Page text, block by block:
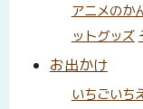
アニメのか
ットグッズ
お出かけ
いちごいち